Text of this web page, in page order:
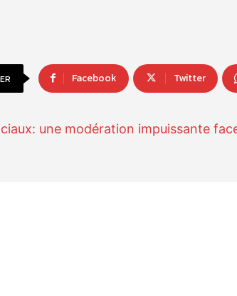
Facebook Twitter
une modération impuissante